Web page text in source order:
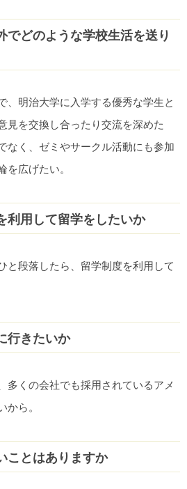
どのような学校生活を送り
、明治大学に入学する優秀な学生と
見を交換し合ったり交流を深めた
なく、ゼミやサークル活動にも参加
を広げたい。
用して留学をしたいか
と段落したら、留学制度を利用して
行きたいか
多くの会社でも採用されているアメ
から。
ことはありますか